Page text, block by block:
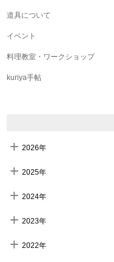
道具について
イベント
料理教室・ワークショップ
kuriya手帖
2026年
2025年
2024年
2023年
2022年